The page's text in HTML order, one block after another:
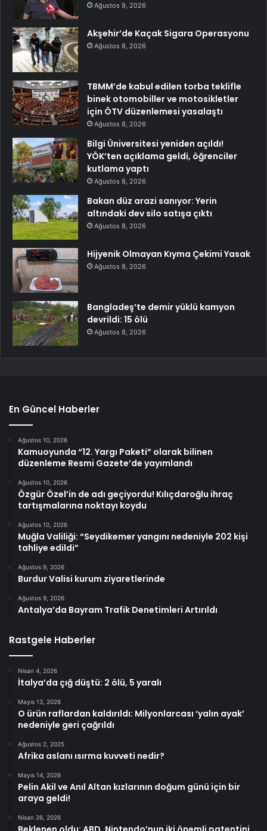
Ağustos 9, 2026
Akşehir’de Kaçak Sigara Operasyonu
Ağustos 8, 2026
TBMM’de kabul edilen torba teklifle
binek otomobiller ve motosikletler
için ÖTV düzenlemesi yasalaştı
Ağustos 8, 2026
Bilgi Üniversitesi yeniden açıldı!
YÖK’ten açıklama geldi, öğrenciler
kutlama yaptı
Ağustos 8, 2026
Bakan düz arazi sanıyor: Yerin
altındaki dev silo satışa çıktı
Ağustos 8, 2026
Hijyenik Olmayan Kıyma Çekimi Yasak
Ağustos 8, 2026
Bangladeş’te demir yüklü kamyon
devrildi: 15 ölü
Ağustos 8, 2026
En Güncel Haberler
Ağustos 10, 2026
Kamuoyunda “12. Yargı Paketi” olarak bilinen
düzenleme Resmi Gazete’de yayımlandı
Ağustos 10, 2026
Özgür Özel’in de adı geçiyordu! Kılıçdaroğlu ihraç
tartışmalarına noktayı koydu
Ağustos 10, 2026
Muğla Valiliği: “Seydikemer yangını nedeniyle 202 kişi
tahliye edildi”
Ağustos 9, 2026
Burdur Valisi kurum ziyaretlerinde
Ağustos 9, 2026
Antalya’da Bayram Trafik Denetimleri Artırıldı
Rastgele Haberler
Nisan 4, 2026
İtalya’da çığ düştü: 2 ölü, 5 yaralı
Mayıs 13, 2026
O ürün raflardan kaldırıldı: Milyonlarcası ‘yalın ayak’
nedeniyle geri çağrıldı
Ağustos 2, 2025
Afrika aslanı ısırma kuvveti nedir?
Mayıs 14, 2026
Pelin Akil ve Anıl Altan kızlarının doğum günü için bir
araya geldi!
Nisan 26, 2026